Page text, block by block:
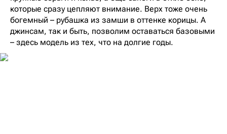
которые сразу цепляют внимание. Верх тоже очень
богемный – рубашка из замши в оттенке корицы. А
джинсам, так и быть, позволим оставаться базовыми
– здесь модель из тех, что на долгие годы.